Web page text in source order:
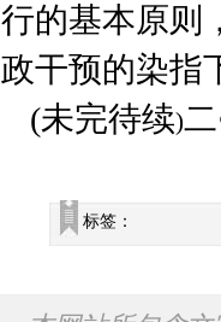
行的基本原则
政干预的染指
(未完待续)
标签：